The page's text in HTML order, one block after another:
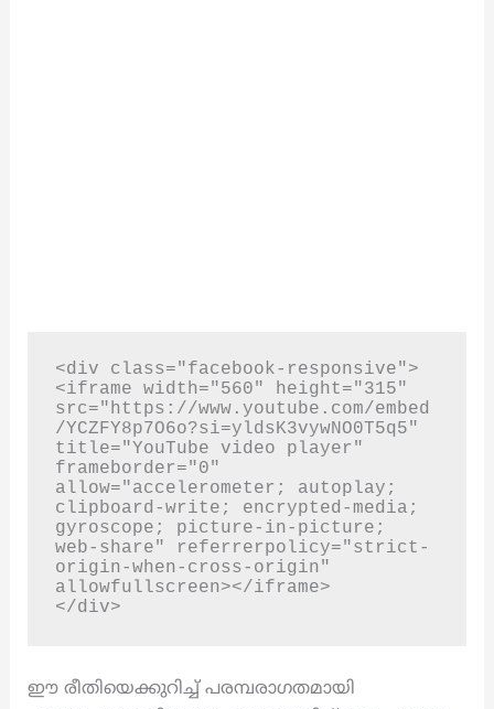
<div class="facebook-responsive">
<iframe width="560" height="315"
src="https://www.youtube.com/embed
/YCZFY8p7O6o?si=yldsK3vywNO0T5q5"
title="YouTube video player"
frameborder="0"
allow="accelerometer; autoplay;
clipboard-write; encrypted-media;
gyroscope; picture-in-picture;
web-share" referrerpolicy="strict-
origin-when-cross-origin"
allowfullscreen></iframe>
</div>
ഈ രീതിയെക്കുറിച്ച് പരമ്പരാഗതമായി